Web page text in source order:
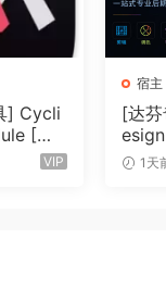
件生态系统中进行
松跟踪和组织您的
多声道音频文件
果并降低背景噪音
或配备支持
] Cycli
[Wi
VIP
宿主
[达
1.0.4
1天